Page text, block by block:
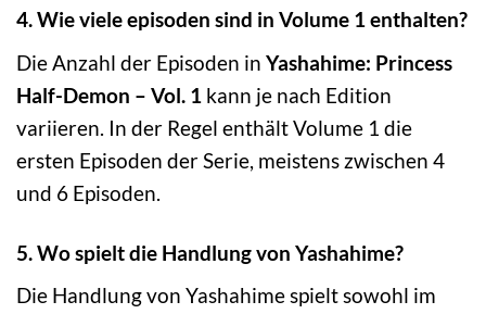
4. Wie viele episoden sind in Volume 1 enthalten?
Die Anzahl der Episoden in Yashahime: Princess
Half-Demon – Vol. 1 kann je nach Edition
variieren. In der Regel enthält Volume 1 die
ersten Episoden der Serie, meistens zwischen 4
und 6 Episoden.
5. Wo spielt die Handlung von Yashahime?
Die Handlung von Yashahime spielt sowohl im